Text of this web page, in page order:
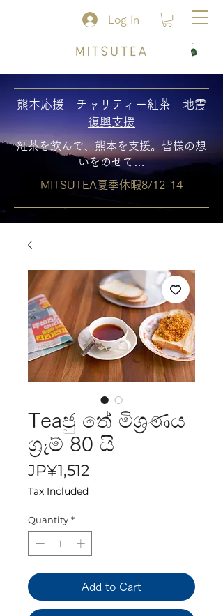
Log In
熊本応援 チャリティー紅茶 地震
復興支援
紅茶を飲んで、熊本を支援。皆様の想
いをのせて…
MITSUTEA夏季休暇8/12-14
Teaජු තේ මිශ්‍රණය
ග්‍රෑම් 80 යි
JP¥1,512
Tax Included
Quantity *
Add to Cart